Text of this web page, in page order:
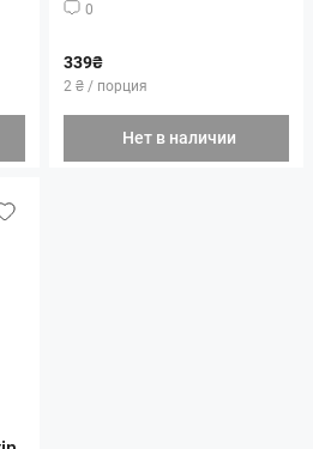
0
339₴
2 ₴ / порция
Нет в наличии